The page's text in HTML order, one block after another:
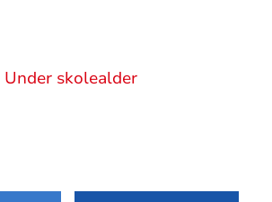
Under skolealder